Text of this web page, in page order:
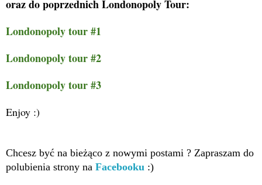
oraz do poprzednich Londonopoly Tour:
Londonopoly tour #1
Londonopoly tour #2
Londonopoly tour #3
Enjoy :)
Chcesz być na bieżąco z nowymi postami ? Zapraszam do
polubienia strony na Facebooku :)